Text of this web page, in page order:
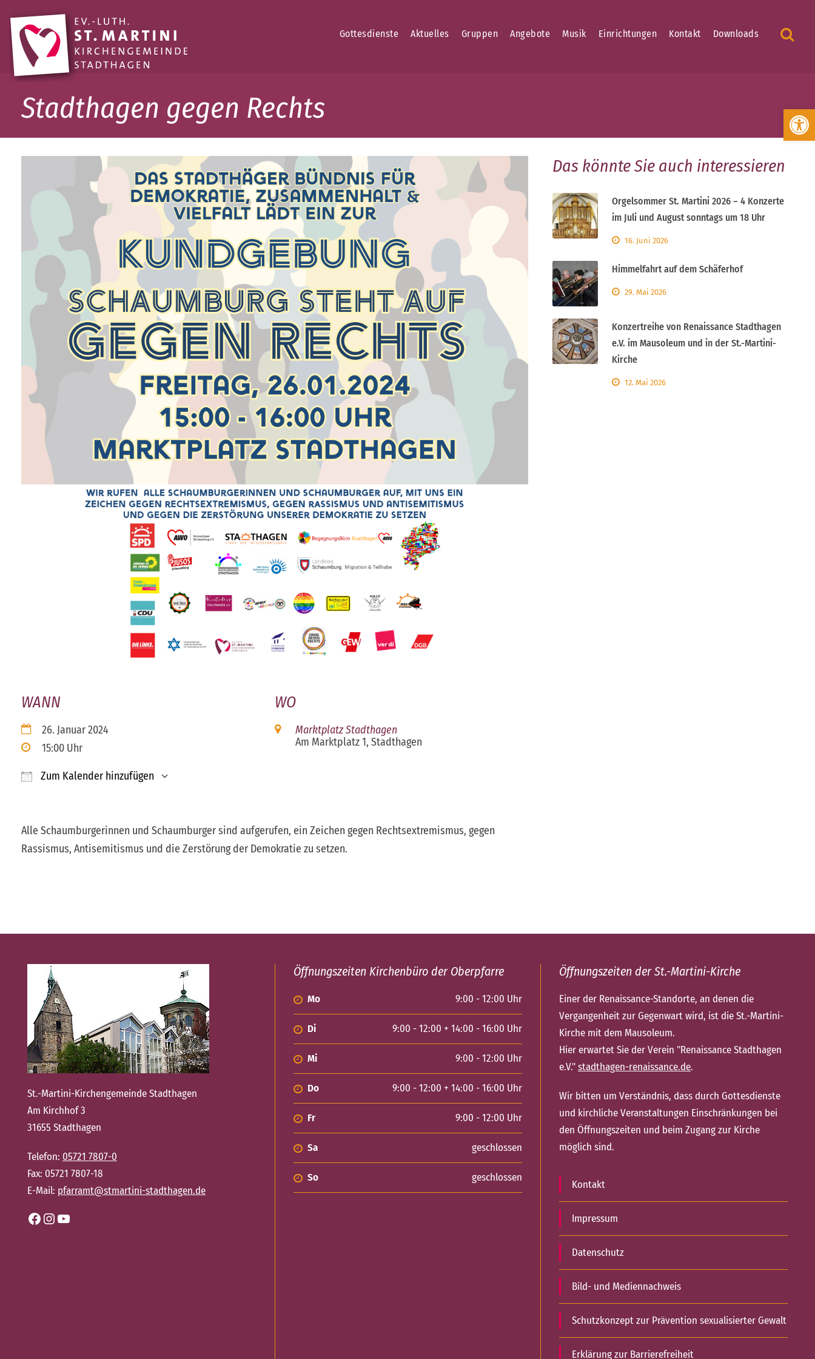
Werkzeugleiste öffnen
Gottesdienste Aktuelles Gruppen Angebote Musik Einrichtungen Kontakt Downloads
Stadthagen gegen Rechts
WANN
26. Januar 2024
15:00 Uhr
Zum Kalender hinzufügen
WO
Marktplatz Stadthagen
Am Marktplatz 1, Stadthagen
Alle Schaumburgerinnen und Schaumburger sind aufgerufen, ein Zeichen gegen Rechtsextremismus, gegen
Rassismus, Antisemitismus und die Zerstörung der Demokratie zu setzen.
Das könnte Sie auch interessieren
Orgelsommer St. Martini 2026 – 4 Konzerte
im Juli und August sonntags um 18 Uhr
16. Juni 2026
Himmelfahrt auf dem Schäferhof
29. Mai 2026
Konzertreihe von Renaissance Stadthagen
e.V. im Mausoleum und in der St.-Martini-
Kirche
12. Mai 2026
St.-Martini-Kirchengemeinde Stadthagen
Am Kirchhof 3
31655 Stadthagen
Telefon: 05721 7807-0
Fax: 05721 7807-18
E-Mail: pfarramt@stmartini-stadthagen.de
Facebook Instagram YouTube
Öffnungszeiten Kirchenbüro der Oberpfarre
Mo 9:00 - 12:00 Uhr
Di 9:00 - 12:00 + 14:00 - 16:00 Uhr
Mi 9:00 - 12:00 Uhr
Do 9:00 - 12:00 + 14:00 - 16:00 Uhr
Fr 9:00 - 12:00 Uhr
Sa geschlossen
So geschlossen
Öffnungszeiten der St.-Martini-Kirche
Einer der Renaissance-Standorte, an denen die
Vergangenheit zur Gegenwart wird, ist die St.-Martini-
Kirche mit dem Mausoleum.
Hier erwartet Sie der Verein "Renaissance Stadthagen
e.V."stadthagen-renaissance.de.
Wir bitten um Verständnis, dass durch Gottesdienste
und kirchliche Veranstaltungen Einschränkungen bei
den Öffnungszeiten und beim Zugang zur Kirche
möglich sind.
Kontakt
Impressum
Datenschutz
Bild- und Mediennachweis
Schutzkonzept zur Prävention sexualisierter Gewalt
Erklärung zur Barrierefreiheit